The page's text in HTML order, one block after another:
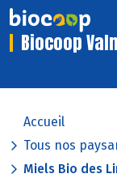
Biocoop
Accueil
Tous nos
Miels Bio des